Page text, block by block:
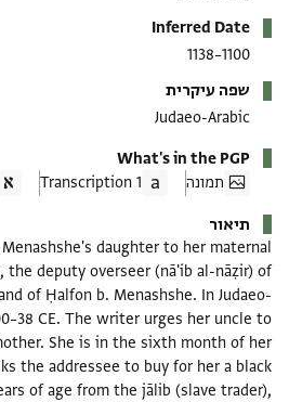
Inferred Date
1100–1138
שפה עיקרית
Judaeo-Arabic
What's in the PGP
תמונה
1 Transcription
תיאור
daughter to her maternal
the deputy overseer (nā'ib al-nāẓir) of
of Ḥalfon b. Menashshe. In Judaeo-
CE. The writer urges her uncle to
She is in the sixth month of her
the addressee to buy for her a black
of age from the jālib (slave trader),